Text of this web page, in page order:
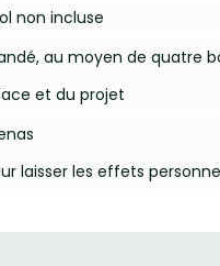
non incluse
au moyen de quatre
et du projet
laisser les effets